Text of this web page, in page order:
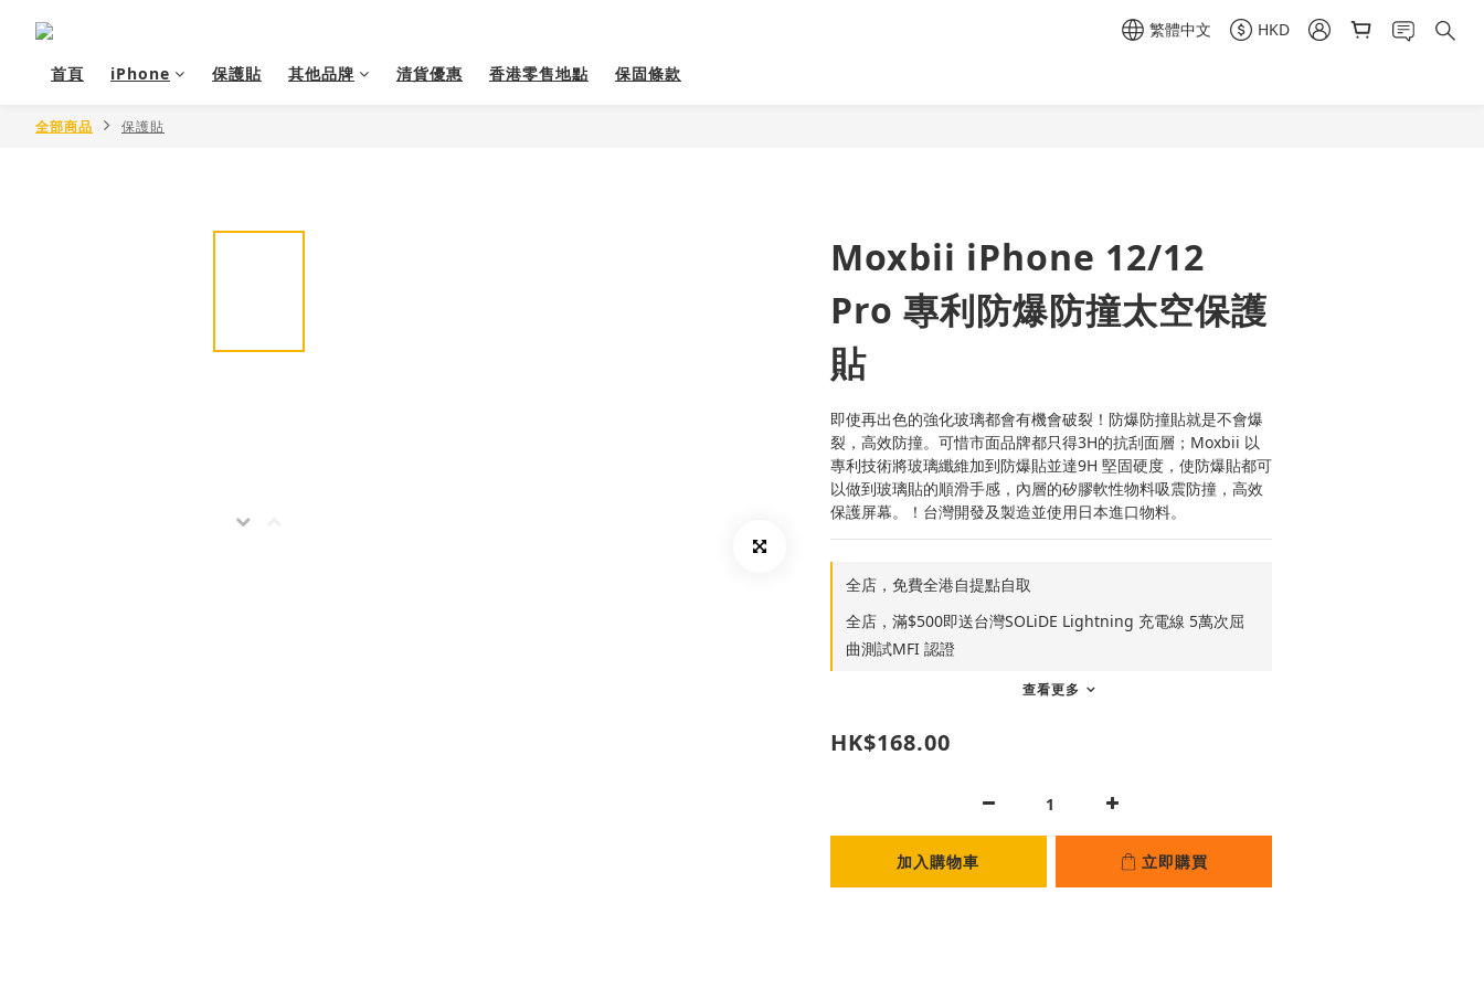
繁體中文 HKD
首頁 iPhone 保護貼 其他品牌 清貨優惠 香港零售地點 保固條款
全部商品 保護貼
Moxbii iPhone 12/12
Pro 專利防爆防撞太空保護
貼
即使再出色的強化玻璃都會有機會破裂！防爆防撞貼就是不會爆
裂，高效防撞。可惜市面品牌都只得3H的抗刮面層；Moxbii 以
專利技術將玻璃纖維加到防爆貼並達9H 堅固硬度，使防爆貼都可
以做到玻璃貼的順滑手感，內層的矽膠軟性物料吸震防撞，高效
保護屏幕。！台灣開發及製造並使用日本進口物料。
全店，免費全港自提點自取
全店，滿$500即送台灣SOLiDE Lightning 充電線 5萬次屈
曲測試MFI 認證
查看更多
HK$168.00
加入購物車 立即購買